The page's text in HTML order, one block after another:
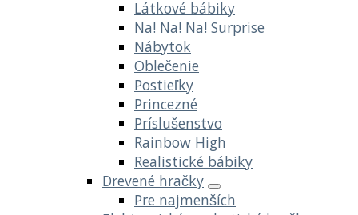
Látkové bábiky
Na! Na! Na! Surprise
Nábytok
Oblečenie
Postieľky
Princezné
Príslušenstvo
Rainbow High
Realistické bábiky
Drevené hračky
Pre najmenších